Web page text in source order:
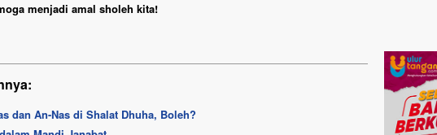
menjadi amal sholeh kita!
dan An-Nas di Shalat Dhuha, Boleh?